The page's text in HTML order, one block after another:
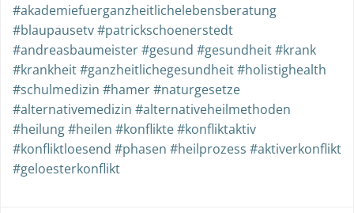
#akademiefuerganzheitlichelebensberatung
#blaupausetv #patrickschoenerstedt
#andreasbaumeister #gesund #gesundheit #krank
#krankheit #ganzheitlichegesundheit #holistighealth
#schulmedizin #hamer #naturgesetze
#alternativemedizin #alternativeheilmethoden
#heilung #heilen #konflikte #konfliktaktiv
#konfliktloesend #phasen #heilprozess #aktiverkonflikt
#geloesterkonflikt